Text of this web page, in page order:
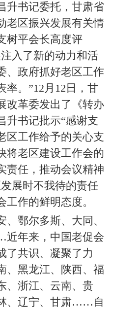
升书记委托，甘肃省
老区振兴发展有关情
树平会长高度评
入了新的动力和活
、政府抓好老区工作
率。”12月12日，甘
改革委发出了《转办
升书记批示“感谢支
区工作给予的关心支
将老区建设工作会的
责任，推动会议精神
展时不我待的责任
作的鲜明态度。
鄂尔多斯、大同、
年来，中国老促会
了共识、凝聚了力
、黑龙江、陕西、福
、浙江、云南、贵
、辽宁、甘肃……自